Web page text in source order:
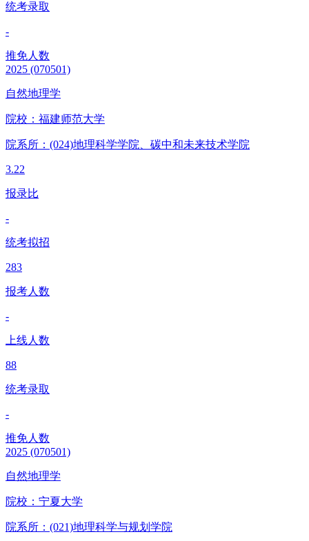
统考录取
-
推免人数
2025 (070501)
自然地理学
院校： 福建师范大学
院系所：(024)地理科学学院、碳中和未来技术学院
3.22
报录比
-
统考拟招
283
报考人数
-
上线人数
88
统考录取
-
推免人数
2025 (070501)
自然地理学
院校： 宁夏大学
院系所：(021)地理科学与规划学院